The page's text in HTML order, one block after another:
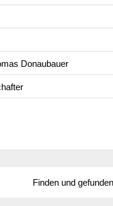
Donaubauer
Finden und